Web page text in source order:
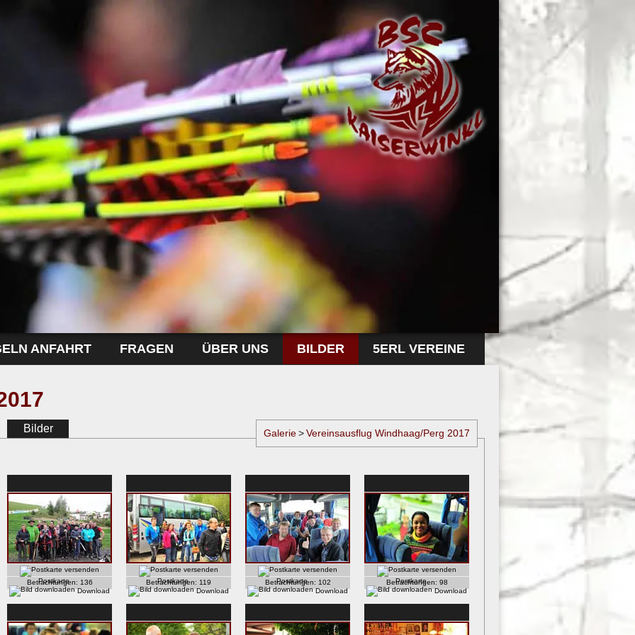
ANFAHRT FRAGEN ÜBER UNS BILDER 5ERL VEREINE
Galerie>Vereinsausflug Windhaag/Perg 2017
Bilder
Postkarte
Download
Betrachtungen: 136
Postkarte
Download
Betrachtungen: 119
Postkarte
Download
Betrachtungen: 102
Postkarte
Download
Betrachtungen: 98